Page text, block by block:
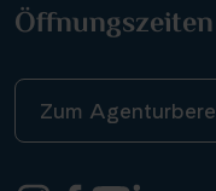
Öffnungszeiten
Zum